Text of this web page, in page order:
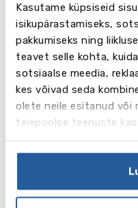
Kasutame küpsiseid
isikupärastamiseks,
pakkumiseks ning
teavet selle kohta,
sotsiaalse meedia,
kes võivad seda
olete neile esitanud või
teiepoolse teenuste
Klassivälised
Kool pakub rohkem
populaarsusega on
selts, äriklubi,
jt. Kaks korda nädalas
aeg spordi- ning
Oxford Ülikooli kolledži
Sporditegevused
Majutus